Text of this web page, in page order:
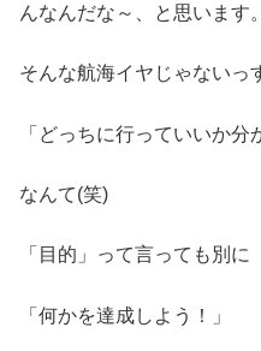
んなんだな～、と思います。
そんな航海イヤじゃないっ
「どっちに行っていいか分
なんて(笑)
「目的」って言っても別に
「何かを達成しよう！」